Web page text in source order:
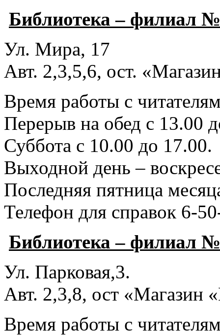
Библиотека – филиал
Ул. Мира, 17
Авт. 2,3,5,6, ост.
Время работы с
Перерыв на обед с 13.00
Суббота с 10.00 до 17.00.
Выходной день –
Последняя пятница
Телефон для справок 6-
Библиотека – филиал
Ул. Парковая,3.
Авт. 2,3,8, ост «Магазин
Время работы с